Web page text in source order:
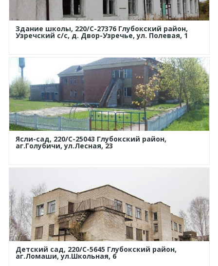
Здание школы, 220/C-27376 Глубокский район,
Узречский с/с, д. Двор-Узречье, ул. Полевая, 1
Ясли-сад, 220/С-25043 Глубокский район,
аг.Голубичи, ул.Лесная, 23
Детский сад, 220/С-5645 Глубокский район,
аг.Ломаши, ул.Школьная, 6